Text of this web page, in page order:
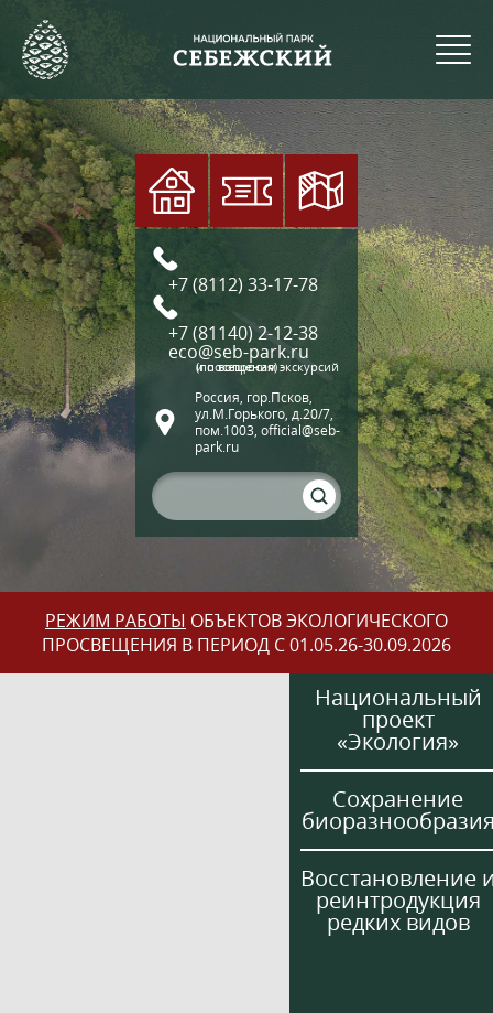
+7 (8112) 33-17-78
+7 (81140) 2-12-38
eco@seb-park.ru
(по вопросам экскурсий и посещения)
Россия, гор.Псков,
ул.М.Горького, д.20/7,
пом.1003, official@seb-
park.ru
РЕЖИМ РАБОТЫ ОБЪЕКТОВ ЭКОЛОГИЧЕСКОГО
ПРОСВЕЩЕНИЯ В ПЕРИОД С 01.05.26-30.09.2026
Национальный
проект
«Экология»
Сохранение
Восстановление
реинтродукция
редких видов